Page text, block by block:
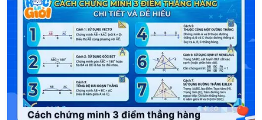
với cuộc sống, kèm ví dụ minh họa và bài tập tự luyện để các
con dễ dàng ôn tập và vận dụng.